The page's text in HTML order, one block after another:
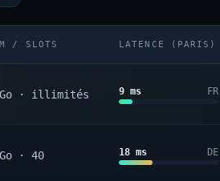
/ SLOTS LATENCE (PARIS)
· illimités 9 ms FR
· 40 18 ms DE